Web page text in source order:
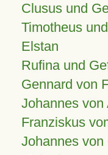
Clusus und
Timotheus
Elstan
Rufina und
Gennard von
Johannes von
Franziskus
Johannes von